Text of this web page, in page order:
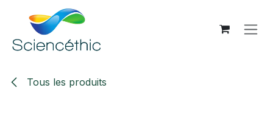
Se rendre au contenu
Tous les produits